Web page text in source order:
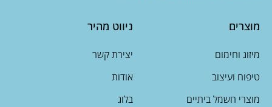
מוצרים
מיזוג וחימום
טיפוח ועיצוב
מוצרי חשמל ביתיים
ניווט מהיר
יצירת קשר
אודות
בלוג